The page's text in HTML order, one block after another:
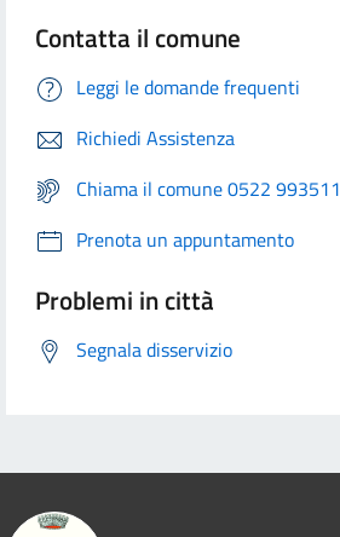
Contatta il comune
Leggi le domande frequenti
Richiedi Assistenza
Chiama il comune 0522 993511
Prenota un appuntamento
Problemi in città
Segnala disservizio